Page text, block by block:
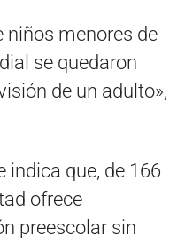
niños menores de
se quedaron
de un adulto»,
indica que, de 166
ofrece
preescolar sin